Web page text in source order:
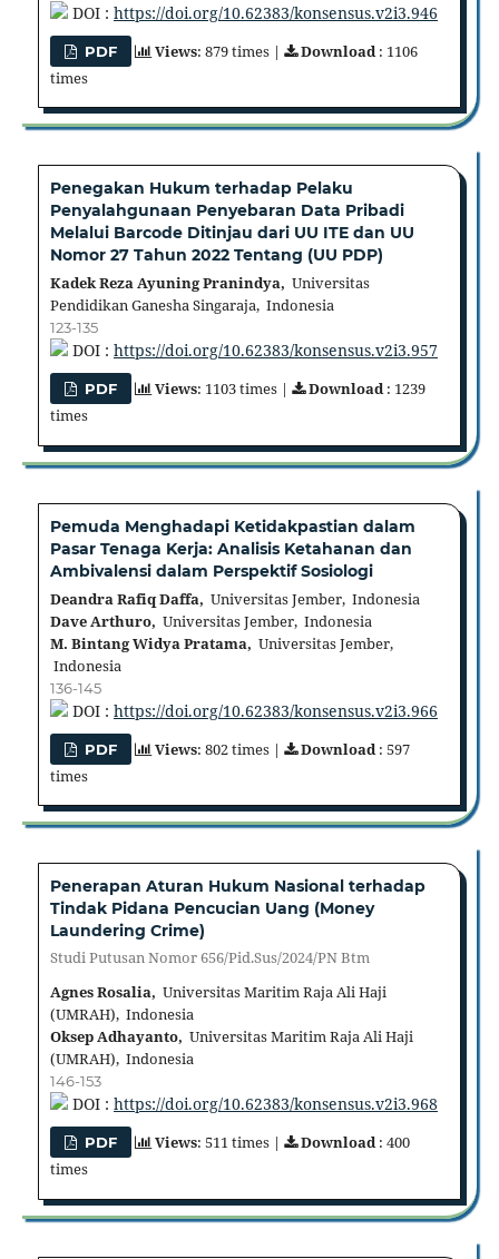
DOI : https://doi.org/10.62383/konsensus.v2i3.946
PDF Views: 879 times | Download : 1106
times
Penegakan Hukum terhadap Pelaku
Penyalahgunaan Penyebaran Data Pribadi
Melalui Barcode Ditinjau dari UU ITE dan UU
Nomor 27 Tahun 2022 Tentang (UU PDP)
Kadek Reza Ayuning Pranindya, Universitas
Pendidikan Ganesha Singaraja, Indonesia
123-135
DOI : https://doi.org/10.62383/konsensus.v2i3.957
PDF Views: 1103 times | Download: 1239
times
Pemuda Menghadapi Ketidakpastian dalam
Pasar Tenaga Kerja: Analisis Ketahanan dan
Ambivalensi dalam Perspektif Sosiologi
Deandra Rafiq Daffa, Universitas Jember, Indonesia
Dave Arthuro, Universitas Jember, Indonesia
M. Bintang Widya Pratama, Universitas Jember,
Indonesia
136-145
DOI : https://doi.org/10.62383/konsensus.v2i3.966
PDF Views: 802 times | Download: 597
times
Penerapan Aturan Hukum Nasional terhadap
Tindak Pidana Pencucian Uang (Money
Laundering Crime)
Studi Putusan Nomor 656/Pid.Sus/2024/PN Btm
Agnes Rosalia, Universitas Maritim Raja Ali Haji
(UMRAH), Indonesia
Oksep Adhayanto, Universitas Maritim Raja Ali Haji
(UMRAH), Indonesia
146-153
DOI : https://doi.org/10.62383/konsensus.v2i3.968
PDF Views: 511 times | Download: 400
times